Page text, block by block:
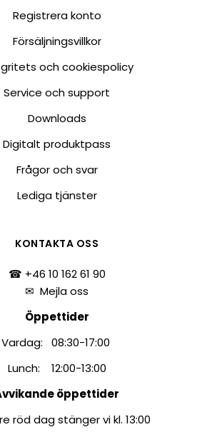
Registrera konto
Försäljningsvillkor
och cookiespolicy
Service och support
Downloads
Digitalt produktpass
Frågor och svar
Lediga tjänster
KONTAKTA OSS
☎ +46 10 162 61 90
✉Mejla oss
Öppettider
Vardag: 08:30-17:00
Lunch: 12:00-13:00
öppettider
röd dag stänger vi kl. 13:00